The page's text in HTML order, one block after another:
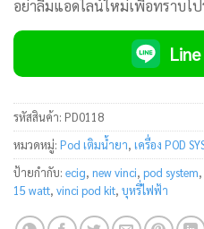
อย่าลืมแอดไลน์ใหม่เพื่อทราบโ
Line
รหัสสินค้า: PD0118
หมวดหมู่: Pod เติมน้ำยา, เครื่อง POD
ป้ายกำกับ: ecig, new vinci, pod system,
15 watt, vinci pod kit, บุหรี่ไฟฟ้า